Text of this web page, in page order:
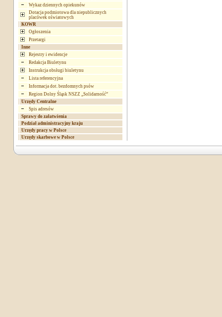
Wykaz dziennych opiekunów
Dotacja podmiotowa dla niepublicznych
placówek oświatowych
KOWR
Ogłoszenia
Przetargi
Inne
Rejestry i ewidencje
Redakcja Biuletynu
Instrukcja obsługi biuletynu
Lista referencyjna
Informacja dot. bezdomnych psów
Region Dolny Śląsk NSZZ „Solidarność”
Urzędy Centralne
Spis adresów
Sprawy do załatwienia
Podział administracyjny kraju
Urzędy pracy w Polsce
Urzędy skarbowe w Polsce